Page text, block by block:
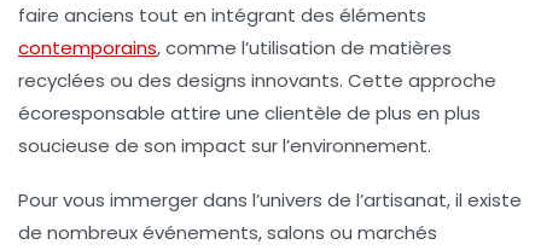
faire anciens tout en intégrant des éléments
contemporains, comme l’utilisation de matières
recyclées ou des designs innovants. Cette approche
écoresponsable attire une clientèle de plus en plus
soucieuse de son impact sur l’environnement.
Pour vous immerger dans l’univers de l’artisanat, il existe
de nombreux événements, salons ou marchés